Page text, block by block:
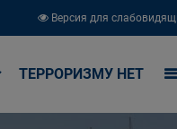
Версия для
ТЕРРОРИЗМУ НЕТ